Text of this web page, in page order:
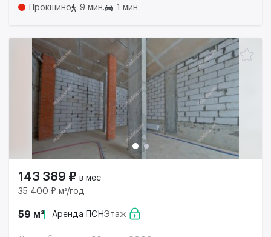
Прокшино
9 мин. 1 мин.
143 389 ₽ в мес
35 400 ₽ м²/год
59 м² Аренда ПСНЭтаж